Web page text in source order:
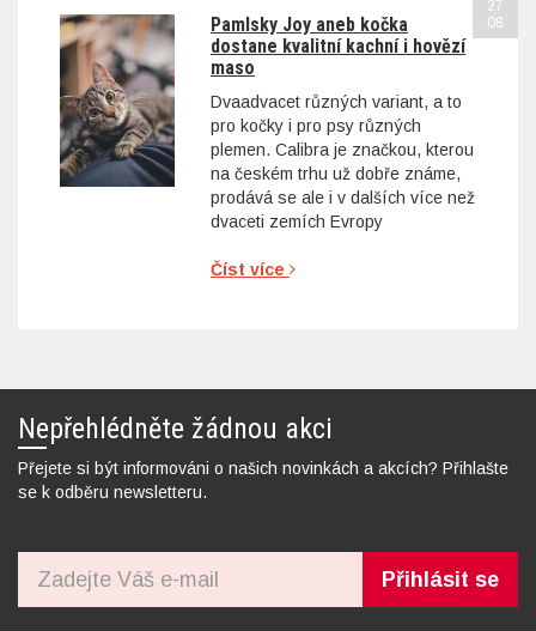
Pamlsky Joy aneb kočka
dostane kvalitní kachní i hovězí
maso
Dvaadvacet různých variant, a to
pro kočky i pro psy různých
plemen. Calibra je značkou, kterou
na českém trhu už dobře známe,
prodává se ale i v dalších více než
dvaceti zemích Evropy
Číst více
27
08
Nepřehlédněte žádnou akci
Přejete si být informováni o našich novinkách a akcích? Přihlašte
se k odběru newsletteru.
Přihlásit se